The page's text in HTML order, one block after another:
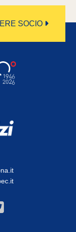
SOCIO